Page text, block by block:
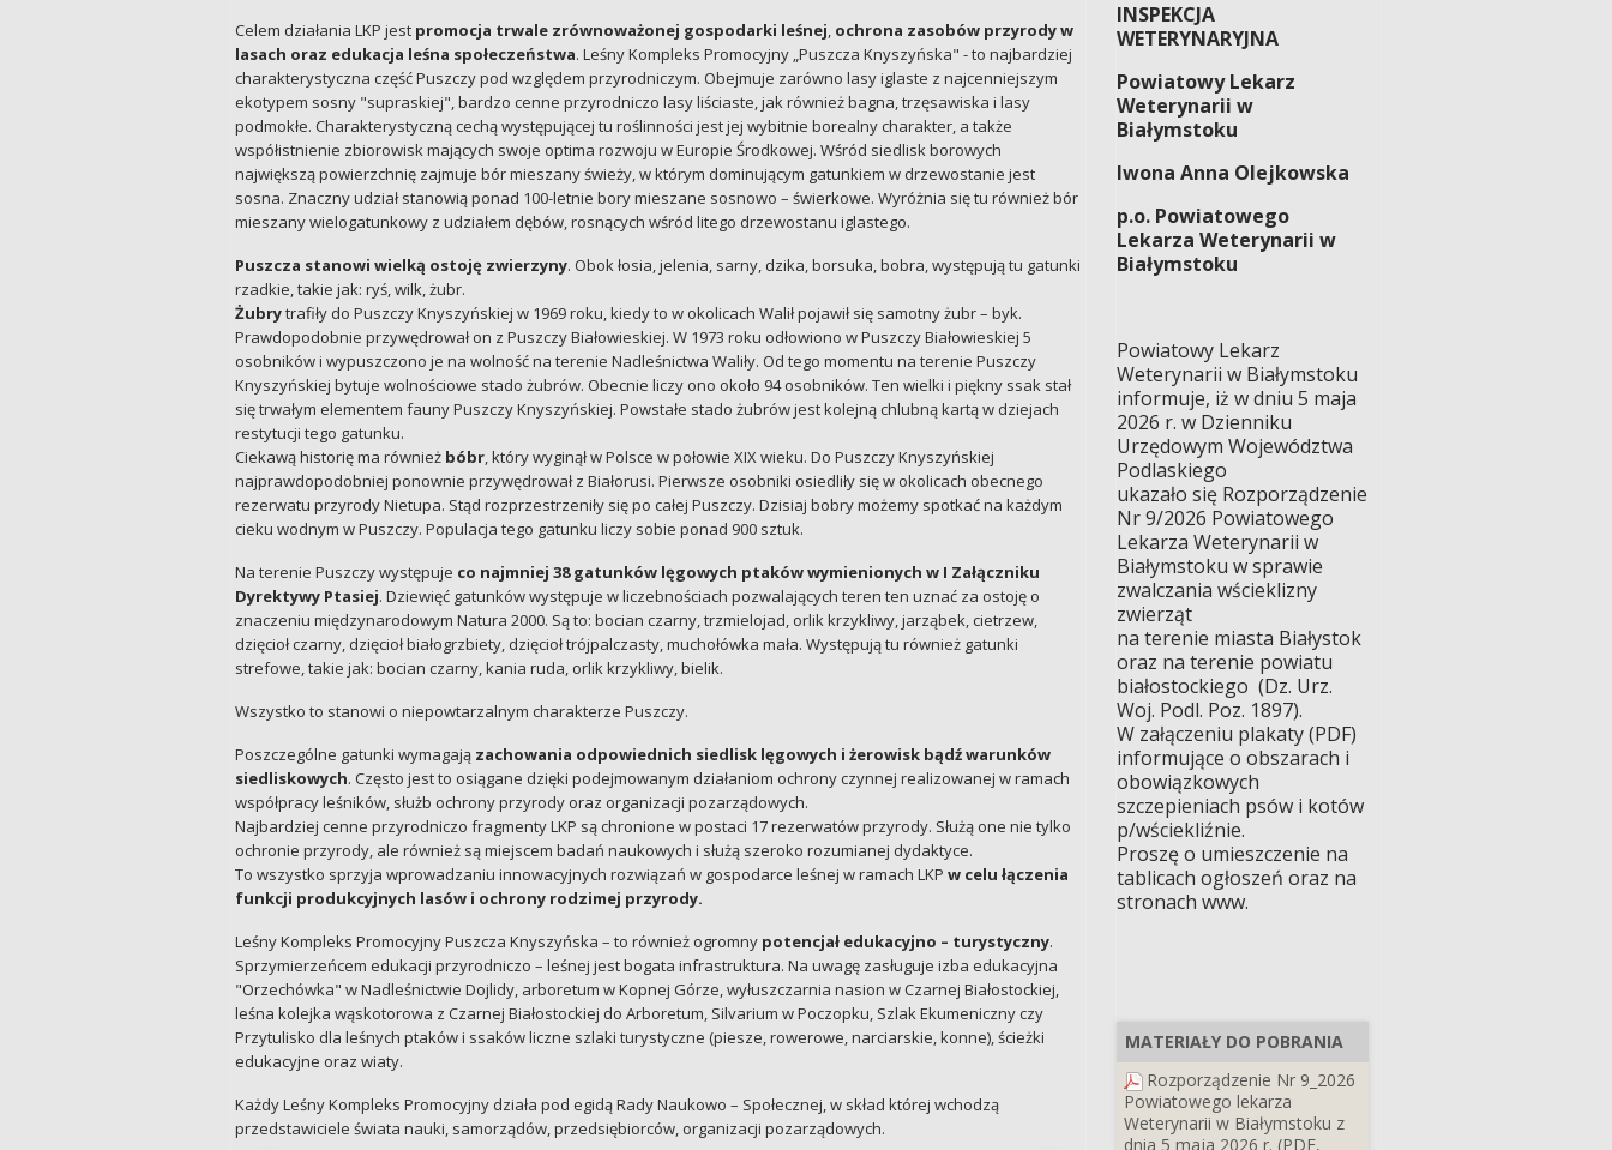
Celem działania LKP jest promocja trwale zrównoważonej gospodarki leśnej, ochrona zasobów przyrody w
lasach oraz edukacja leśna społeczeństwa. Leśny Kompleks Promocyjny „Puszcza Knyszyńska" - to najbardziej
charakterystyczna część Puszczy pod względem przyrodniczym. Obejmuje zarówno lasy iglaste z najcenniejszym
ekotypem sosny "supraskiej", bardzo cenne przyrodniczo lasy liściaste, jak również bagna, trzęsawiska i lasy
podmokłe. Charakterystyczną cechą występującej tu roślinności jest jej wybitnie borealny charakter, a także
współistnienie zbiorowisk mających swoje optima rozwoju w Europie Środkowej. Wśród siedlisk borowych
największą powierzchnię zajmuje bór mieszany świeży, w którym dominującym gatunkiem w drzewostanie jest
sosna. Znaczny udział stanowią ponad 100-letnie bory mieszane sosnowo – świerkowe. Wyróżnia się tu również bór
mieszany wielogatunkowy z udziałem dębów, rosnących wśród litego drzewostanu iglastego.
Puszcza stanowi wielką ostoję zwierzyny. Obok łosia, jelenia, sarny, dzika, borsuka, bobra, występują tu gatunki
rzadkie, takie jak: ryś, wilk, żubr.
Żubrytrafiły do Puszczy Knyszyńskiej w 1969 roku, kiedy to w okolicach Walił pojawił się samotny żubr – byk.
Prawdopodobnie przywędrował on z Puszczy Białowieskiej. W 1973 roku odłowiono w Puszczy Białowieskiej 5
osobników i wypuszczono je na wolność na terenie Nadleśnictwa Waliły. Od tego momentu na terenie Puszczy
Knyszyńskiej bytuje wolnościowe stado żubrów. Obecnie liczy ono około 94 osobników. Ten wielki i piękny ssak stał
się trwałym elementem fauny Puszczy Knyszyńskiej. Powstałe stado żubrów jest kolejną chlubną kartą w dziejach
restytucji tego gatunku.
Ciekawą historię ma również bóbr, który wyginął w Polsce w połowie XIX wieku. Do Puszczy Knyszyńskiej
najprawdopodobniej ponownie przywędrował z Białorusi. Pierwsze osobniki osiedliły się w okolicach obecnego
rezerwatu przyrody Nietupa. Stąd rozprzestrzeniły się po całej Puszczy. Dzisiaj bobry możemy spotkać na każdym
cieku wodnym w Puszczy. Populacja tego gatunku liczy sobie ponad 900 sztuk.
Na terenie Puszczy występuje co najmniej 38 gatunków lęgowych ptaków wymienionych w I Załączniku
Dyrektywy Ptasiej. Dziewięć gatunków występuje w liczebnościach pozwalających teren ten uznać za ostoję o
znaczeniu międzynarodowym Natura 2000. Są to: bocian czarny, trzmielojad, orlik krzykliwy, jarząbek, cietrzew,
dzięcioł czarny, dzięcioł białogrzbiety, dzięcioł trójpalczasty, muchołówka mała. Występują tu również gatunki
strefowe, takie jak: bocian czarny, kania ruda, orlik krzykliwy, bielik.
Wszystko to stanowi o niepowtarzalnym charakterze Puszczy.
Poszczególne gatunki wymagają zachowania odpowiednich siedlisk lęgowych i żerowisk bądź warunków
siedliskowych. Często jest to osiągane dzięki podejmowanym działaniom ochrony czynnej realizowanej w ramach
współpracy leśników, służb ochrony przyrody oraz organizacji pozarządowych.
Najbardziej cenne przyrodniczo fragmenty LKP są chronione w postaci 17 rezerwatów przyrody. Służą one nie tylko
ochronie przyrody, ale również są miejscem badań naukowych i służą szeroko rozumianej dydaktyce.
To wszystko sprzyja wprowadzaniu innowacyjnych rozwiązań w gospodarce leśnej w ramach LKP w celu łączenia
funkcji produkcyjnych lasów i ochrony rodzimej przyrody.
Leśny Kompleks Promocyjny Puszcza Knyszyńska – to również ogromny potencjał edukacyjno – turystyczny.
Sprzymierzeńcem edukacji przyrodniczo – leśnej jest bogata infrastruktura. Na uwagę zasługuje izba edukacyjna
"Orzechówka" w Nadleśnictwie Dojlidy, arboretum w Kopnej Górze, wyłuszczarnia nasion w Czarnej Białostockiej,
leśna kolejka wąskotorowa z Czarnej Białostockiej do Arboretum, Silvarium w Poczopku, Szlak Ekumeniczny czy
Przytulisko dla leśnych ptaków i ssaków liczne szlaki turystyczne (piesze, rowerowe, narciarskie, konne), ścieżki
edukacyjne oraz wiaty.
Każdy Leśny Kompleks Promocyjny działa pod egidą Rady Naukowo – Społecznej, w skład której wchodzą
przedstawiciele świata nauki, samorządów, przedsiębiorców, organizacji pozarządowych.
INSPEKCJA
WETERYNARYJNA
Powiatowy Lekarz
Weterynarii w
Białymstoku
Iwona Anna Olejkowska
p.o. Powiatowego
Lekarza Weterynarii w
Białymstoku
Powiatowy Lekarz
Weterynarii w Białymstoku
informuje, iż w dniu 5 maja
2026 r. w Dzienniku
Urzędowym Województwa
Podlaskiego
ukazało się Rozporządzenie
Nr 9/2026 Powiatowego
Lekarza Weterynarii w
Białymstoku w sprawie
zwalczania wścieklizny
zwierząt
na terenie miasta Białystok
oraz na terenie powiatu
białostockiego (Dz. Urz.
Woj. Podl. Poz. 1897).
W załączeniu plakaty (PDF)
informujące o obszarach i
obowiązkowych
szczepieniach psów i kotów
p/wściekliźnie.
Proszę o umieszczenie na
tablicach ogłoszeń oraz na
stronach www.
MATERIAŁY DO POBRANIA
Rozporządzenie Nr 9_2026
Powiatowego lekarza
Weterynarii w Białymstoku z
dnia 5 maja 2026 r. (PDF,